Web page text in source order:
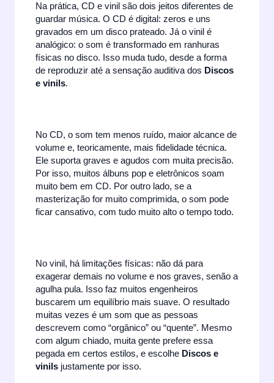
Na prática, CD e vinil são dois jeitos diferentes de
guardar música. O CD é digital: zeros e uns
gravados em um disco prateado. Já o vinil é
analógico: o som é transformado em ranhuras
físicas no disco. Isso muda tudo, desde a forma
de reproduzir até a sensação auditiva dos Discos
e vinils.
No CD, o som tem menos ruído, maior alcance de
volume e, teoricamente, mais fidelidade técnica.
Ele suporta graves e agudos com muita precisão.
Por isso, muitos álbuns pop e eletrônicos soam
muito bem em CD. Por outro lado, se a
masterização for muito comprimida, o som pode
ficar cansativo, com tudo muito alto o tempo todo.
No vinil, há limitações físicas: não dá para
exagerar demais no volume e nos graves, senão a
agulha pula. Isso faz muitos engenheiros
buscarem um equilíbrio mais suave. O resultado
muitas vezes é um som que as pessoas
descrevem como “orgânico” ou “quente”. Mesmo
com algum chiado, muita gente prefere essa
pegada em certos estilos, e escolhe Discos e
vinils justamente por isso.